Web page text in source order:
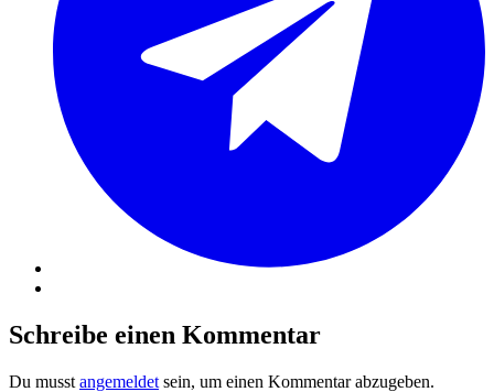
Schreibe einen Kommentar
Du musst angemeldet sein, um einen Kommentar abzugeben.